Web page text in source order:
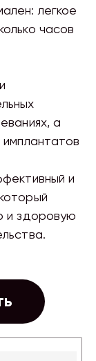
легкое
часов
а
имплантатов
и
и здоровую